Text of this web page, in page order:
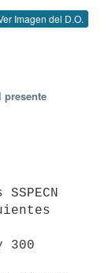
Imagen del D.O.
presente